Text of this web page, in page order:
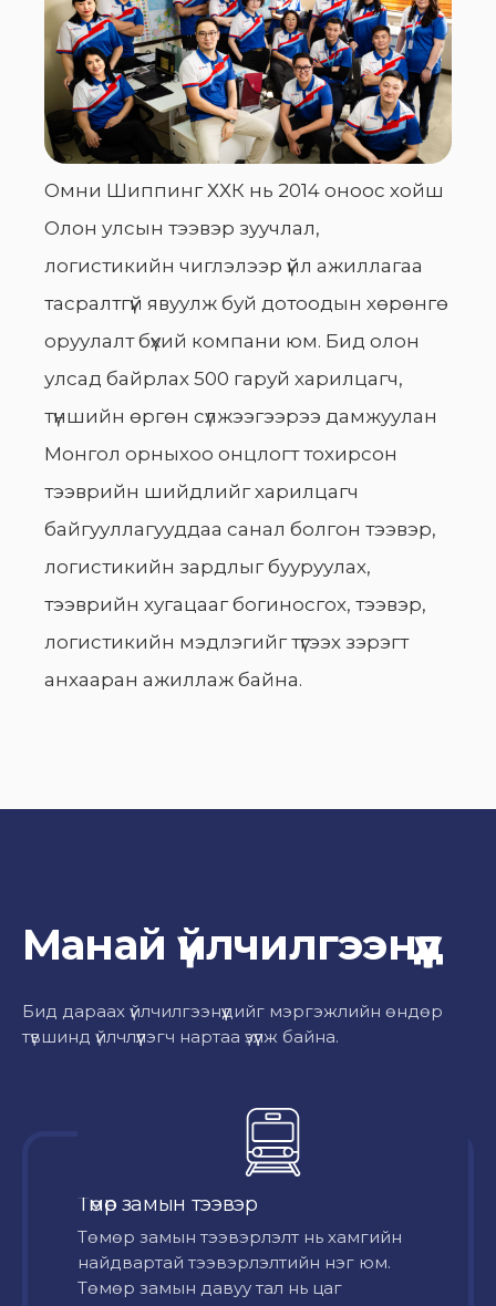
Омни Шиппинг ХХК нь 2014 оноос хойш
Олон улсын тээвэр зуучлал,
логистикийн чиглэлээр үйл ажиллагаа
тасралтгүй явуулж буй дотоодын хөрөнгө
оруулалт бүхий компани юм. Бид олон
улсад байрлах 500 гаруй харилцагч,
түншийн өргөн сүлжээгээрээ дамжуулан
Монгол орныхоо онцлогт тохирсон
тээврийн шийдлийг харилцагч
байгууллагууддаа санал болгон тээвэр,
логистикийн зардлыг бууруулах,
тээврийн хугацааг богиносгох, тээвэр,
логистикийн мэдлэгийг түгээх зэрэгт
анхааран ажиллаж байна.
Манай үйлчилгээнүүд
Бид дараах үйлчилгээнүүдийг мэргэжлийн өндөр
түвшинд үйлчлүүлэгч нартаа үзүүлж байна.
Төмөр замын тээвэр
Төмөр замын тээвэрлэлт нь хамгийн
найдвартай тээвэрлэлтийн нэг юм.
Төмөр замын давуу тал нь цаг